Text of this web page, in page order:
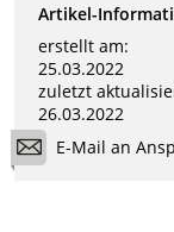
Artikel-
erstellt am:
25.03.2022
zuletzt
26.03.2022
E-Mail an